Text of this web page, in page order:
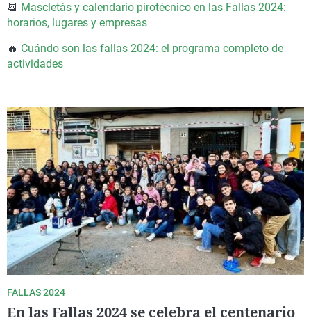
📆 Mascletás y calendario pirotécnico en las Fallas 2024:
horarios, lugares y empresas
🔥 Cuándo son las fallas 2024: el programa completo de
actividades
FALLAS 2024
En las Fallas 2024 se celebra el centenario